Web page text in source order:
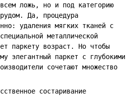
ложь, но и под категорию
Да, процедура
удаления мягких тканей с
металлической
паркету возраст. Но чтобы
элегантный паркет с глубокими
сочетают множество
состаривание